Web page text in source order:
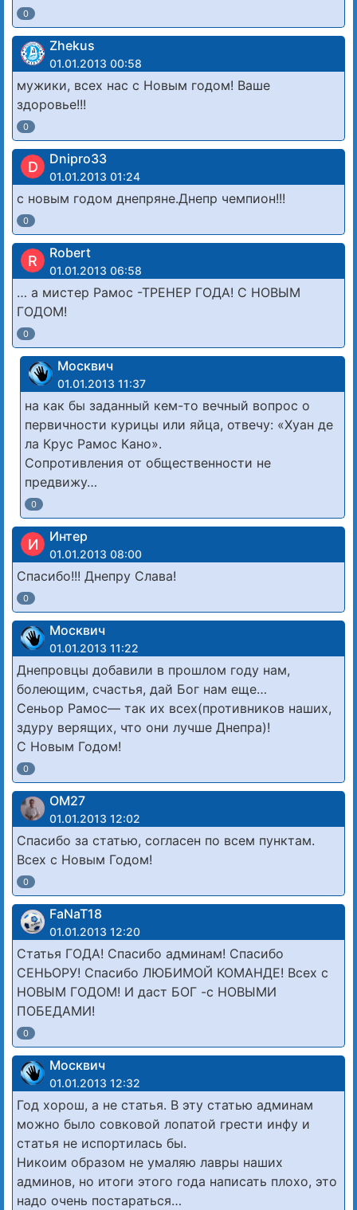
0
Zhekus
01.01.2013 00:58
мужики, всех нас с Новым годом! Ваше
здоровье!!!
0
D Dnipro33
01.01.2013 01:24
с новым годом днепряне.Днепр чемпион!!!
0
R Robert
01.01.2013 06:58
… а мистер Рамос -ТРЕНЕР ГОДА! С НОВЫМ
ГОДОМ!
0
Москвич
01.01.2013 11:37
на как бы заданный кем-то вечный вопрос о
первичности курицы или яйца, отвечу: «Хуан де
ла Крус Рамос Кано».
Сопротивления от общественности не
предвижу…
0
И Интер
01.01.2013 08:00
Спасибо!!! Днепру Слава!
0
Москвич
01.01.2013 11:22
Днепровцы добавили в прошлом году нам,
болеющим, счастья, дай Бог нам еще…
Сеньор Рамос— так их всех(противников наших,
здуру верящих, что они лучше Днепра)!
С Новым Годом!
0
ОМ27
01.01.2013 12:02
Спасибо за статью, согласен по всем пунктам.
Всех с Новым Годом!
0
FaNaT18
01.01.2013 12:20
Статья ГОДА! Спасибо админам! Спасибо
СЕНЬОРУ! Спасибо ЛЮБИМОЙ КОМАНДЕ! Всех с
НОВЫМ ГОДОМ! И даст БОГ -с НОВЫМИ
ПОБЕДАМИ!
0
Москвич
01.01.2013 12:32
Год хорош, а не статья. В эту статью админам
можно было совковой лопатой грести инфу и
статья не испортилась бы.
Никоим образом не умаляю лавры наших
админов, но итоги этого года написать плохо, это
надо очень постараться…